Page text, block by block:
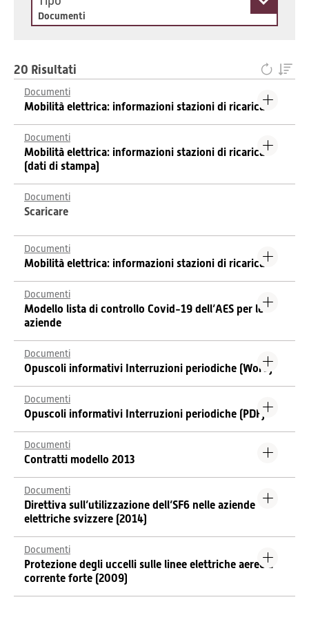
Documenti
20 Risultati
Documenti
Mobilità elettrica: informazioni stazioni di ricarica
Documenti
Mobilità elettrica: informazioni stazioni di ricarica
(dati di stampa)
Documenti
Scaricare
Documenti
Mobilità elettrica: informazioni stazioni di ricarica
Documenti
Modello lista di controllo Covid-19 dell’AES per le
aziende
Documenti
Opuscoli informativi Interruzioni periodiche (Word)
Documenti
Opuscoli informativi Interruzioni periodiche (PDF)
Documenti
Contratti modello 2013
Documenti
Direttiva sull’utilizzazione dell’SF6 nelle aziende
elettriche svizzere (2014)
Documenti
Protezione degli uccelli sulle linee elettriche aeree a
corrente forte (2009)